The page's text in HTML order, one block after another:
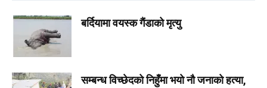
बर्दियामा वयस्क गैंडाको मृत्यु
सम्बन्ध विच्छेदको निहुँमा भयो नौ जनाको हत्या,